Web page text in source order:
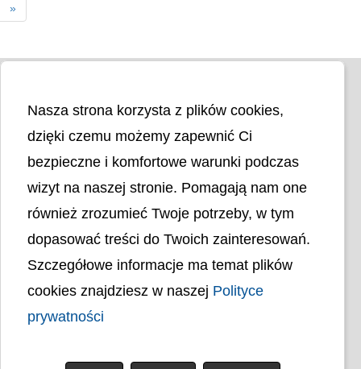
»
Liczba odwiedzin
Polityka prywatności
Mapa strony
Ochrona Danych Osobowych
Deklaracja Dostępności
Nasza strona korzysta z plików cookies,
dzięki czemu możemy zapewnić Ci
bezpieczne i komfortowe warunki podczas
wizyt na naszej stronie. Pomagają nam one
również zrozumieć Twoje potrzeby, w tym
dopasować treści do Twoich zainteresowań.
Szczegółowe informacje ma temat plików
cookies znajdziesz w naszej Polityce
prywatności